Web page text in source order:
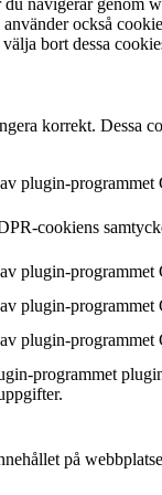
navigerar genom
också
bort dessa
korrekt. Dessa
plugin-
cookiens
plugin-
plugin-
plugin-
programmet
på